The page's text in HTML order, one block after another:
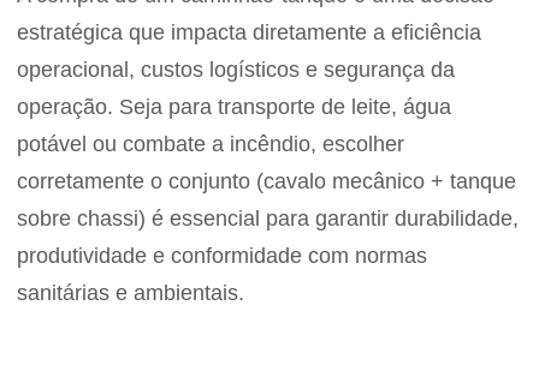
estratégica que impacta diretamente a eficiência
operacional, custos logísticos e segurança da
operação. Seja para transporte de leite, água
potável ou combate a incêndio, escolher
corretamente o conjunto (cavalo mecânico + tanque
sobre chassi) é essencial para garantir durabilidade,
produtividade e conformidade com normas
sanitárias e ambientais.